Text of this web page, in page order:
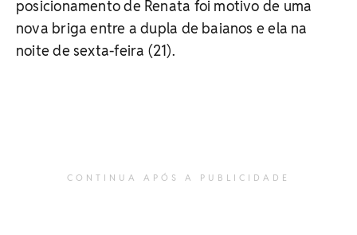
posicionamento de Renata foi motivo de uma
nova briga entre a dupla de baianos e ela na
noite de sexta-feira (21).
CONTINUA APÓS A PUBLICIDADE